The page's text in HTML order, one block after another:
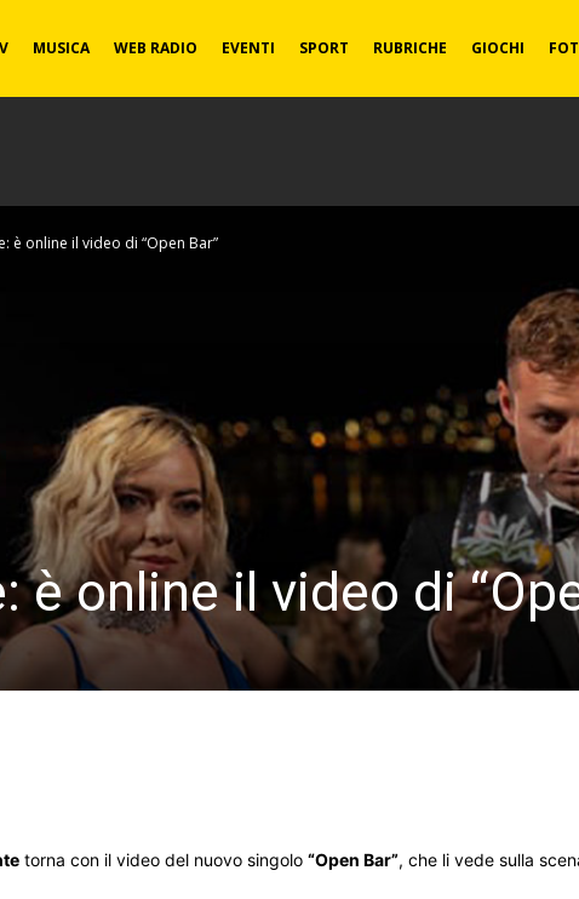
MUSICA WEB RADIO EVENTI SPORT RUBRICHE GIOCHI
è online il video di “Open Bar”
è online il video di
torna con il video del nuovo singolo “Open Bar”, che li vede sulla